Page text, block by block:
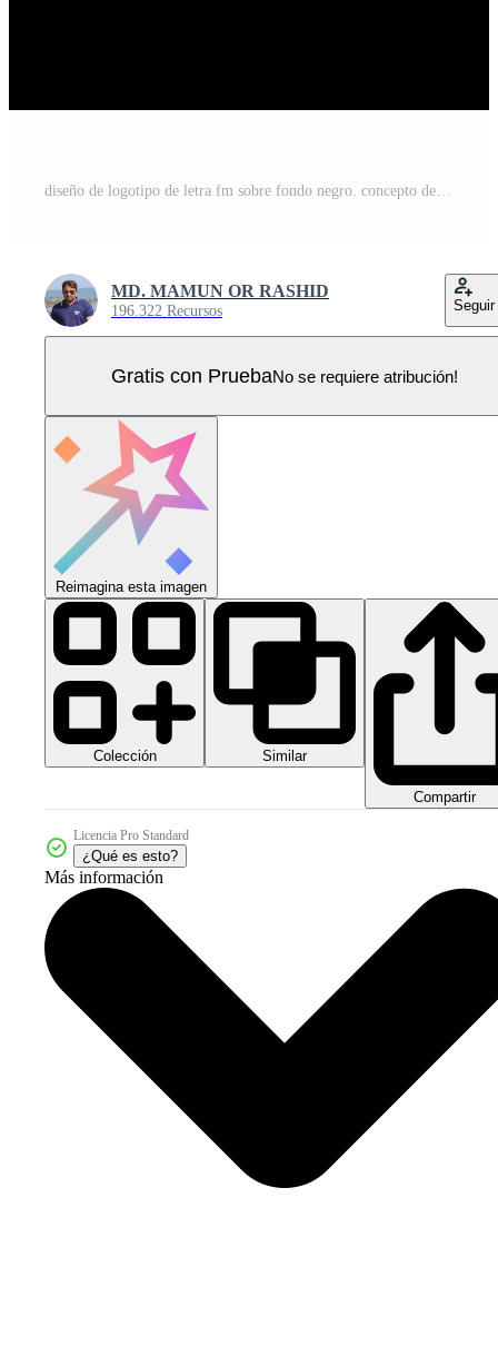
diseño de logotipo de letra fm sobre fondo negro. concepto de logotipo de letra de iniciales creativas fm. diseño de letras fm. fm diseño de letras blancas sobre fondo negro. fm, logotipo de fm Vector Pro
MD. MAMUN OR RASHID
196.322 Recursos Seguir
Gratis con PruebaNo se requiere atribución!
Reimagina esta imagen
Colección Similar
Compartir
Licencia Pro Standard
¿Qué es esto?
Más información